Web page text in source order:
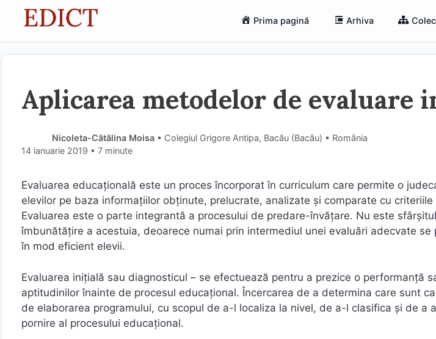
Prima pagină Arhiva
Aplicarea metodelor de evaluare
Nicoleta-Cătălina Moisa • Colegiul Grigore Antipa, Bacău (Bacău) • România
14 ianuarie 2019 • 7 minute
Evaluarea educațională este un proces încorporat în curriculum care permite o
elevilor pe baza informațiilor obținute, prelucrate, analizate și comparate cu
Evaluarea este o parte integrantă a procesului de predare-învățare. Nu este
îmbunătățire a acestuia, deoarece numai prin intermediul unei evaluări adecvate se
în mod eficient elevii.
Evaluarea inițială sau diagnosticul – se efectuează pentru a prezice o performanță
aptitudinilor înainte de procesul educațional. Încercarea de a determina care sunt
de elaborarea programului, cu scopul de a-l localiza la nivel, de a-l clasifica și de a
pornire al procesului educațional.